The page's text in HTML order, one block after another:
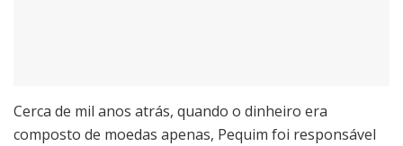
Cerca de mil anos atrás, quando o dinheiro era
composto de moedas apenas, Pequim foi responsável